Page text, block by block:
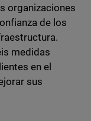
organizaciones
de los
medidas
en el
sus